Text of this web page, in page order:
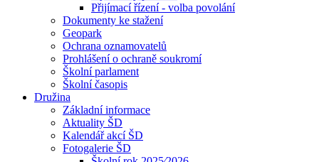
Přijímací řízení - volba povolání
Dokumenty ke stažení
Geopark
Ochrana oznamovatelů
Prohlášení o ochraně soukromí
Školní parlament
Školní časopis
Družina
Základní informace
Aktuality ŠD
Kalendář akcí ŠD
Fotogalerie ŠD